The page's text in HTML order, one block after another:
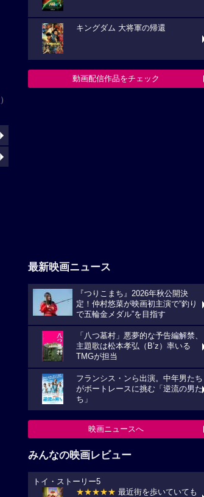
）
キングダム 大将軍の帰還
動画配信作品をチェック
最新映画ニュース
『つりこまち』2026年秋公開決
定！仲村悠菜が映画初主演で“釣り
で五輪金メダル”を目指す
「八つ墓村」悪夢的な予告編解禁、
主題歌は松本孝弘（B’z）率いる
TMGが担当
フランシス・ンら出演。中年男たち
がボートレースに挑む「逆流の男た
ち」
映画ニュースへ
みんなの映画レビュー
トイ・ストーリー5
★★★★★ 最近街を歩いていても